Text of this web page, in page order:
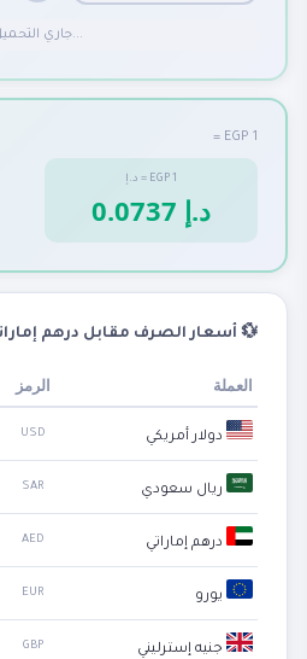
جاري التحميل...
1 EGP =
1
EGP
= د.إ
0.0737 د.إ
💱 أسعار الصرف مقابل درهم
العملة الرمز
دولار أمريكي USD
ريال سعودي SAR
درهم إماراتي AED
يورو EUR
جنيه إسترليني GBP